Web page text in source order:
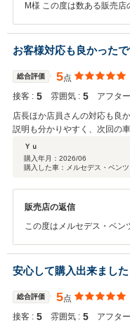
M様 この度は数ある販売店の中から当店をお選びいただき、誠にあり
スタッフの対応についても
拝見いたしました。 お客様のご要望にできる限りお応えできたこと、
またご期待に沿える一台
っております。 「次回購入もお願いしたい」とのお言葉は何よりの励
みです。今後も車検やメン
いただけるよう全力でサポートさ
クチコミをご投稿いただき
お客様対応も良かったで
総合評価 5点
接客 : 5 雰囲気 : 5 アフタ
店長ほか店員さんの対応も良
説明も分かりやすく、次回の
Ｙｕ
購入年月： 2026/06
購入した車：メルセデス・ベ
販売店の返信
この度はメルセデス・ベン
せいただき、スタッフ一同大変
第一印象からお車のご説明
ッフならびに店長にとって何より
Gクラスとのカーライフを
ーサポートもしっかりと対応させて
ろん、お車に関するご相談
安心して購入出来ました
総合評価 5点
接客 : 5 雰囲気 : 5 アフタ